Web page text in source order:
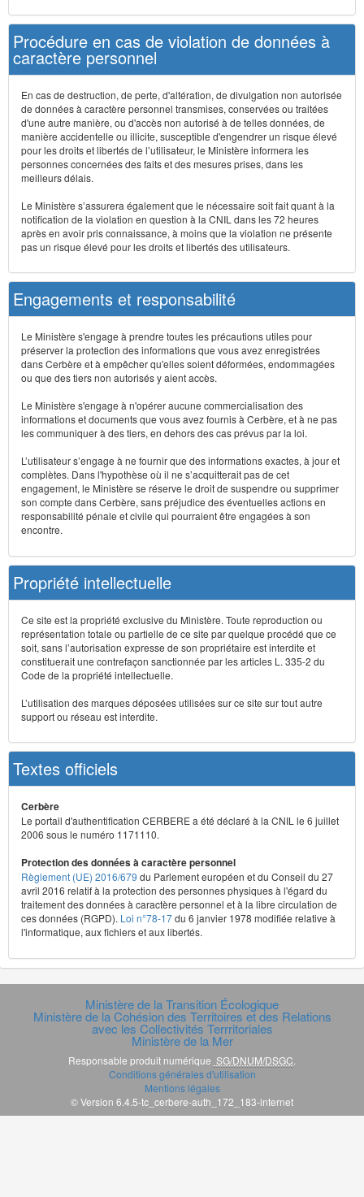
Procédure en cas de violation de données à
caractère personnel
En cas de destruction, de perte, d'altération, de divulgation non autorisée
de données à caractère personnel transmises, conservées ou traitées
d'une autre manière, ou d'accès non autorisé à de telles données, de
manière accidentelle ou illicite, susceptible d'engendrer un risque élevé
pour les droits et libertés de l’utilisateur, le Ministère informera les
personnes concernées des faits et des mesures prises, dans les
meilleurs délais.
Le Ministère s’assurera également que le nécessaire soit fait quant à la
notification de la violation en question à la CNIL dans les 72 heures
après en avoir pris connaissance, à moins que la violation ne présente
pas un risque élevé pour les droits et libertés des utilisateurs.
Engagements et responsabilité
Le Ministère s'engage à prendre toutes les précautions utiles pour
préserver la protection des informations que vous avez enregistrées
dans Cerbère et à empêcher qu'elles soient déformées, endommagées
ou que des tiers non autorisés y aient accès.
Le Ministère s'engage à n'opérer aucune commercialisation des
informations et documents que vous avez fournis à Cerbère, et à ne pas
les communiquer à des tiers, en dehors des cas prévus par la loi.
L’utilisateur s’engage à ne fournir que des informations exactes, à jour et
complètes. Dans l'hypothèse où il ne s’acquitterait pas de cet
engagement, le Ministère se réserve le droit de suspendre ou supprimer
son compte dans Cerbère, sans préjudice des éventuelles actions en
responsabilité pénale et civile qui pourraient être engagées à son
encontre.
Propriété intellectuelle
Ce site est la propriété exclusive du Ministère. Toute reproduction ou
représentation totale ou partielle de ce site par quelque procédé que ce
soit, sans l’autorisation expresse de son propriétaire est interdite et
constituerait une contrefaçon sanctionnée par les articles L. 335-2 du
Code de la propriété intellectuelle.
L’utilisation des marques déposées utilisées sur ce site sur tout autre
support ou réseau est interdite.
Textes officiels
Cerbère
Le portail d'authentification CERBERE a été déclaré à la CNIL le 6 juillet
2006 sous le numéro 1171110.
Protection des données à caractère personnel
Règlement (UE) 2016/679 du Parlement européen et du Conseil du 27
avril 2016 relatif à la protection des personnes physiques à l'égard du
traitement des données à caractère personnel et à la libre circulation de
ces données (RGPD). Loi n°78-17du 6 janvier 1978 modifiée relative à
l'informatique, aux fichiers et aux libertés.
Ministère de la Transition Écologique
Ministère de la Cohésion des Territoires et des Relations
avec les Collectivités Terrritoriales
Ministère de la Mer
Responsable produit numérique SG/DNUM/DSGC
Conditions générales d'utilisation
Mentions légales
© Version 6.4.5-tc_cerbere-auth_172_183-internet